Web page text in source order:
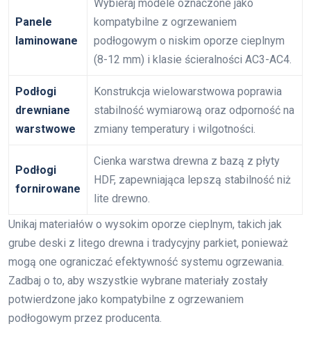
Panele
laminowane
Wybieraj modele oznaczone jako
kompatybilne z ogrzewaniem
podłogowym o niskim oporze cieplnym
(8-12 mm) i klasie ścieralności AC3-AC4.
Podłogi
drewniane
warstwowe
Konstrukcja wielowarstwowa poprawia
stabilność wymiarową oraz odporność na
zmiany temperatury i wilgotności.
Podłogi
fornirowane
Cienka warstwa drewna z bazą z płyty
HDF, zapewniająca lepszą stabilność niż
lite drewno.
Unikaj materiałów o wysokim oporze cieplnym, takich jak
grube deski z litego drewna i tradycyjny parkiet, ponieważ
mogą one ograniczać efektywność systemu ogrzewania.
Zadbaj o to, aby wszystkie wybrane materiały zostały
potwierdzone jako kompatybilne z ogrzewaniem
podłogowym przez producenta.